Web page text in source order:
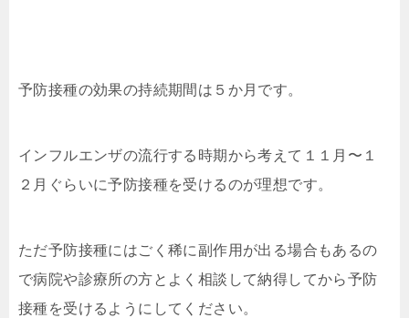
予防接種の効果の持続期間は５か月です。
インフルエンザの流行する時期から考えて１１月〜１
２月ぐらいに予防接種を受けるのが理想です。
ただ予防接種にはごく稀に副作用が出る場合もあるの
で病院や診療所の方とよく相談して納得してから予防
接種を受けるようにしてください。